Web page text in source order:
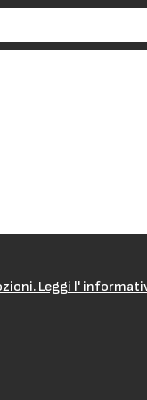
Leggi l'